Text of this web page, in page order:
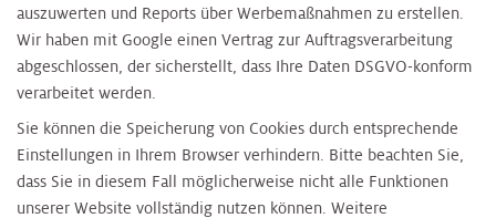
auszuwerten und Reports über Werbemaßnahmen zu erstellen.
Wir haben mit Google einen Vertrag zur Auftragsverarbeitung
abgeschlossen, der sicherstellt, dass Ihre Daten DSGVO-konform
verarbeitet werden.
Sie können die Speicherung von Cookies durch entsprechende
Einstellungen in Ihrem Browser verhindern. Bitte beachten Sie,
dass Sie in diesem Fall möglicherweise nicht alle Funktionen
unserer Website vollständig nutzen können. Weitere